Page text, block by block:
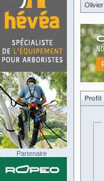
Olivier
Profil
Partenaire